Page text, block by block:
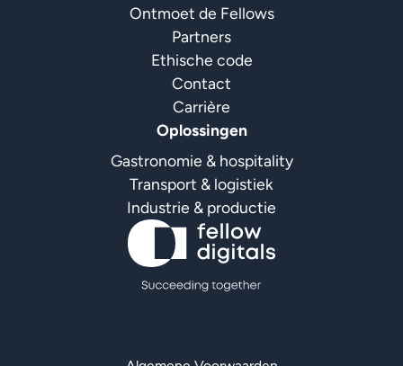
Ontmoet de Fellows
Partners
Ethische code
Contact
Carrière
Oplossingen
Gastronomie & hospitality
Transport & logistiek
Industrie & productie